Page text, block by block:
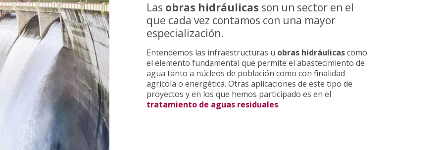
Las obras hidráulicas son un sector en el
que cada vez contamos con una mayor
especialización.
Entendemos las infraestructuras u obras hidráulicascomo
el elemento fundamental que permite el abastecimiento de
agua tanto a núcleos de población como con finalidad
agrícola o energética. Otras aplicaciones de este tipo de
proyectos y en los que hemos participado es en el
tratamiento de aguas residuales.